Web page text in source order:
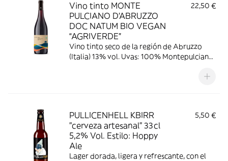
Vino tinto MONTE
PULCIANO D’ABRUZZO
DOC NATUM BIO VEGAN
“AGRIVERDE”
22,50 €
Vino tinto seco de la región de Abruzzo
(Italia) 13% vol. Uvas: 100% Montepulciano
PULLICENHELL KBIRR
"cerveza artesanal" 33cl
5,2% Vol. Estilo: Hoppy
Ale
5,50 €
Lager dorada, ligera y refrescante, con el